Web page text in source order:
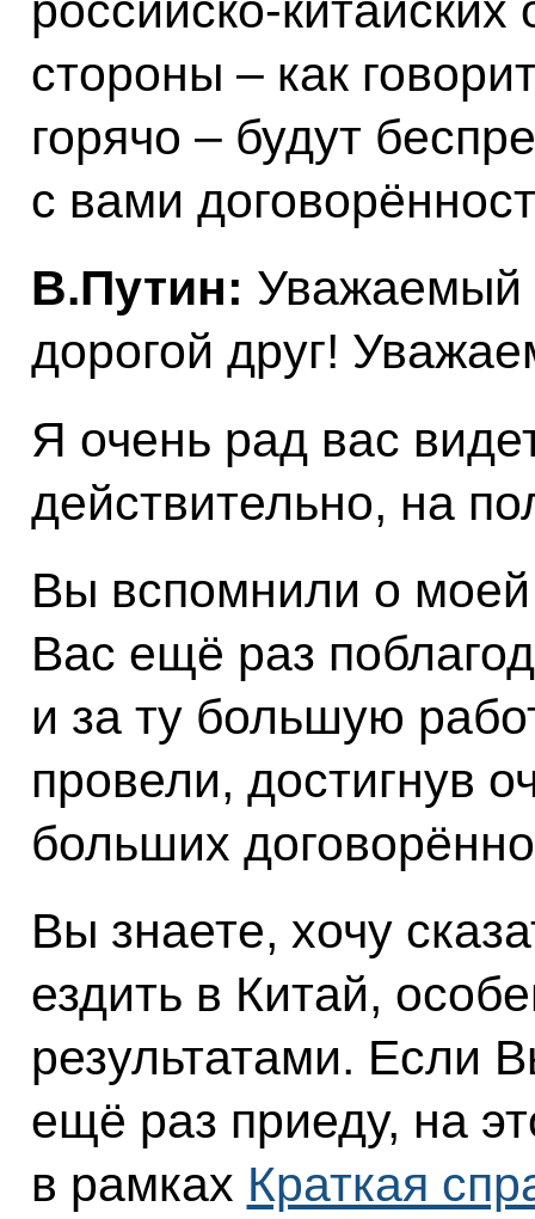
стороны – как
горячо – будут
с вами
В.Путин: Уважаемый
дорогой друг!
Я очень рад вас
действительно, на
Вы вспомнили о моей
Вас ещё раз
и за ту большую
провели, достигнув
больших
Вы знаете, хочу
ездить в Китай,
результатами. Если
ещё раз приеду, на
в рамках Краткая